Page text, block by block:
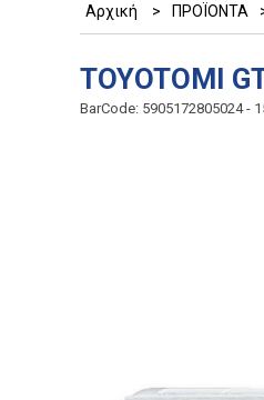
Αρχική > ΠΡΟΪΟΝΤΑ
TOYOTOMI
BarCode: 5905172805024 -